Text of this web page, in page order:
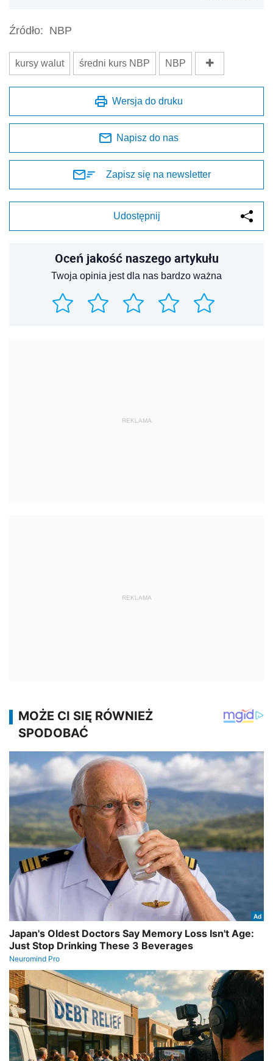
Źródło: NBP
kursy walut średni kurs NBP NBP
Wersja do druku
Napisz do nas
Zapisz się na newsletter
Udostępnij
Oceń jakość naszego artykułu
Twoja opinia jest dla nas bardzo ważna
REKLAMA
REKLAMA